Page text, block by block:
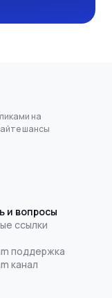
на
шансы
и вопросы
ссылки
поддержка
канал